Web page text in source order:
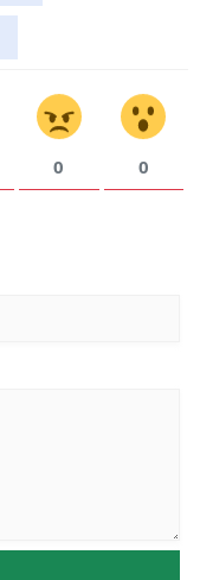
0 0